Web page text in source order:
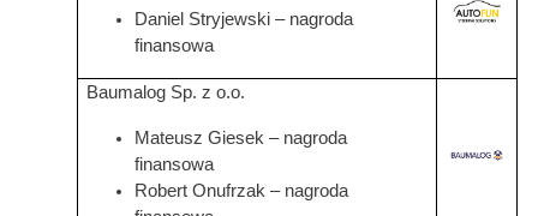
Daniel Stryjewski – nagroda
finansowa
Grafika
Baumalog Sp. z o.o.
Mateusz Giesek – nagroda
finansowa
Robert Onufrzak – nagroda
Grafika